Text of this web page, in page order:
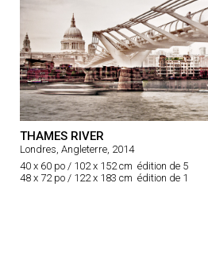
THAMES RIVER
Londres, Angleterre, 2014
40 x 60 po / 102 x 152 cm édition de 5
48 x 72 po / 122 x 183 cm édition de 1